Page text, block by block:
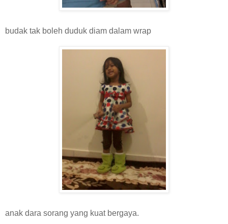
budak tak boleh duduk diam dalam wrap
anak dara sorang yang kuat bergaya.